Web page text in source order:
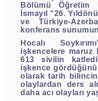
Bölümü Öğretim
İsmayıl “26.
ve Türkiye-
konferans
Hocalı
işkencelere maruz
613 sivilin
işkence gördüğünü
olarak tarih
olaylardan ders
daha acı olayları